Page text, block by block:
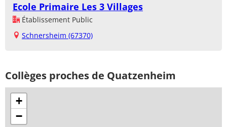
Ecole Primaire Les 3 Villages
Établissement Public
Schnersheim (67370)
Collèges proches de Quatzenheim
+
−